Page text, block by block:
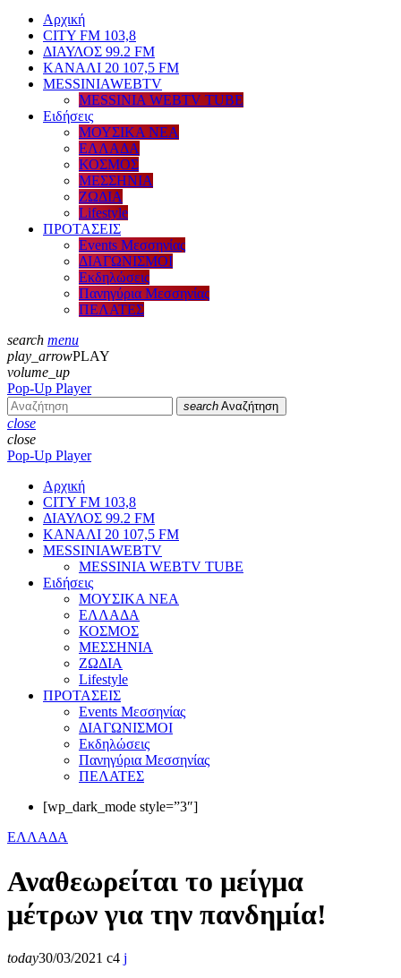
Αρχική
CITY FM 103,8
ΔΙΑΥΛΟΣ 99.2 FM
ΚΑΝΑΛΙ 20 107,5 FM
MESSINIAWEBTV
MESSINIA WEBTV TUBE
Eιδήσεις
ΜΟΥΣΙΚΑ ΝΕΑ
ΕΛΛΑΔΑ
ΚΟΣΜΟΣ
ΜΕΣΣΗΝΙΑ
ΖΩΔΙΑ
Lifestyle
ΠΡΟΤΑΣΕΙΣ
Events Μεσσηνίας
ΔΙΑΓΩΝΙΣΜΟΙ
Εκδηλώσεις
Πανηγύρια Μεσσηνίας
ΠΕΛΑΤΕΣ
search menu
play_arrowPLAY
volume_up
Pop-Up Player
search Αναζήτηση
close
close
Pop-Up Player
Αρχική
CITY FM 103,8
ΔΙΑΥΛΟΣ 99.2 FM
ΚΑΝΑΛΙ 20 107,5 FM
MESSINIAWEBTV
MESSINIA WEBTV TUBE
Eιδήσεις
ΜΟΥΣΙΚΑ ΝΕΑ
ΕΛΛΑΔΑ
ΚΟΣΜΟΣ
ΜΕΣΣΗΝΙΑ
ΖΩΔΙΑ
Lifestyle
ΠΡΟΤΑΣΕΙΣ
Events Μεσσηνίας
ΔΙΑΓΩΝΙΣΜΟΙ
Εκδηλώσεις
Πανηγύρια Μεσσηνίας
ΠΕΛΑΤΕΣ
[wp_dark_mode style=”3″]
ΕΛΛΑΔΑ
Αναθεωρείται το μείγμα
μέτρων για την πανδημία!
today30/03/2021 4